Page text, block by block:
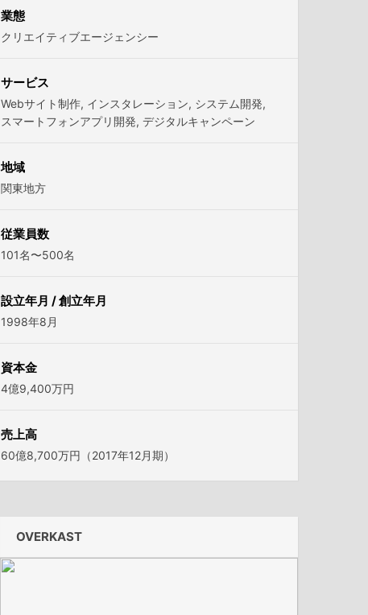
業態
クリエイティブエージェンシー
サービス
Webサイト制作, インスタレーション, システム開発,
スマートフォンアプリ開発, デジタルキャンペーン
地域
関東地方
従業員数
101名〜500名
設立年月 / 創立年月
1998年8月
資本金
4億9,400万円
売上高
60億8,700万円（2017年12月期）
OVERKAST